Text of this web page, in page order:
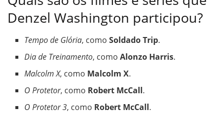
Denzel Washington participou?
Tempo de Glória, comoSoldado Trip.
Dia de Treinamento, comoAlonzo Harris.
Malcolm X, como Malcolm X.
O Protetor, como Robert McCall.
O Protetor 3, como Robert McCall.